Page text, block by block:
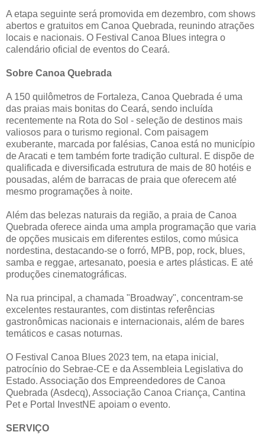
A etapa seguinte será promovida em dezembro, com shows
abertos e gratuitos em Canoa Quebrada, reunindo atrações
locais e nacionais. O Festival Canoa Blues integra o
calendário oficial de eventos do Ceará.
Sobre Canoa Quebrada
A 150 quilômetros de Fortaleza, Canoa Quebrada é uma
das praias mais bonitas do Ceará, sendo incluída
recentemente na Rota do Sol - seleção de destinos mais
valiosos para o turismo regional. Com paisagem
exuberante, marcada por falésias, Canoa está no município
de Aracati e tem também forte tradição cultural. E dispõe de
qualificada e diversificada estrutura de mais de 80 hotéis e
pousadas, além de barracas de praia que oferecem até
mesmo programações à noite.
Além das belezas naturais da região, a praia de Canoa
Quebrada oferece ainda uma ampla programação que varia
de opções musicais em diferentes estilos, como música
nordestina, destacando-se o forró, MPB, pop, rock, blues,
samba e reggae, artesanato, poesia e artes plásticas. E até
produções cinematográficas.
Na rua principal, a chamada "Broadway", concentram-se
excelentes restaurantes, com distintas referências
gastronômicas nacionais e internacionais, além de bares
temáticos e casas noturnas.
O Festival Canoa Blues 2023 tem, na etapa inicial,
patrocínio do Sebrae-CE e da Assembleia Legislativa do
Estado. Associação dos Empreendedores de Canoa
Quebrada (Asdecq), Associação Canoa Criança, Cantina
Pet e Portal InvestNE apoiam o evento.
SERVIÇO